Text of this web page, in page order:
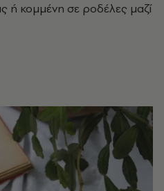
ή κομμένη σε ροδέλες μαζί